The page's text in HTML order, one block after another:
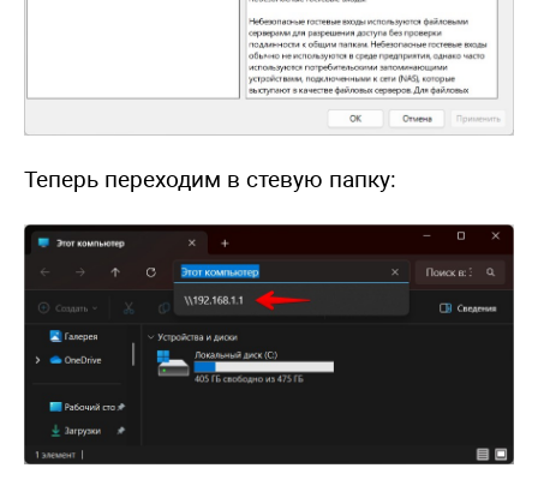
Теперь переходим в стевую папку: